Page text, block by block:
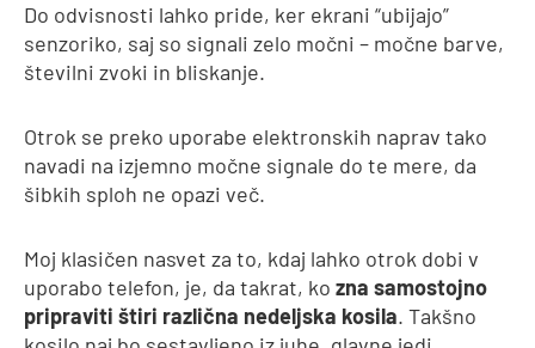
Do odvisnosti lahko pride, ker ekrani “ubijajo”
senzoriko, saj so signali zelo močni – močne barve,
številni zvoki in bliskanje.
Otrok se preko uporabe elektronskih naprav tako
navadi na izjemno močne signale do te mere, da
šibkih sploh ne opazi več.
Moj klasičen nasvet za to, kdaj lahko otrok dobi v
uporabo telefon, je, da takrat, ko zna samostojno
pripraviti štiri različna nedeljska kosila. Takšno